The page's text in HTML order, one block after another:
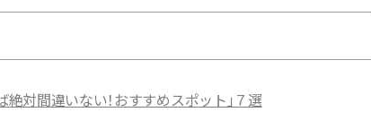
対間違いない！おすすめスポット」７選
BEAUTY Aug, 6, 2026